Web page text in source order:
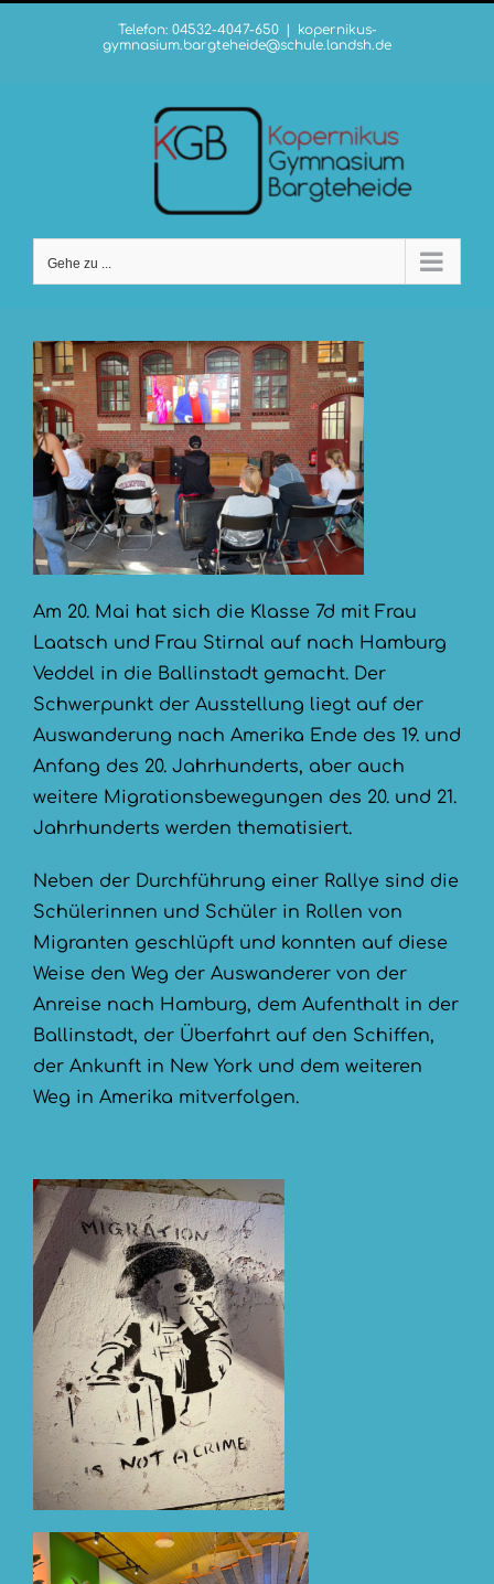
Telefon: 04532-4047-650
kopernikus-
gymnasium.bargteheide@schule.landsh.de
Gehe zu ...
Am 20. Mai hat sich die Klasse 7d mit Frau
Laatsch und Frau Stirnal auf nach Hamburg
Veddel in die Ballinstadt gemacht. Der
Schwerpunkt der Ausstellung liegt auf der
Auswanderung nach Amerika Ende des 19. und
Anfang des 20. Jahrhunderts, aber auch
weitere Migrationsbewegungen des 20. und 21.
Jahrhunderts werden thematisiert.
Neben der Durchführung einer Rallye sind die
Schülerinnen und Schüler in Rollen von
Migranten geschlüpft und konnten auf diese
Weise den Weg der Auswanderer von der
Anreise nach Hamburg, dem Aufenthalt in der
Ballinstadt, der Überfahrt auf den Schiffen,
der Ankunft in New York und dem weiteren
Weg in Amerika mitverfolgen.